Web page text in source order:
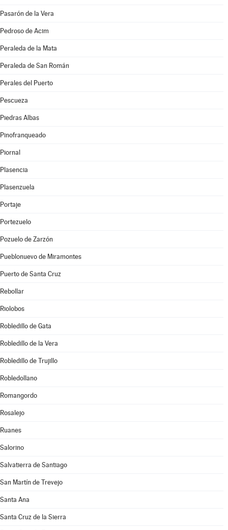
Pasarón de la Vera
Pedroso de Acim
Peraleda de la Mata
Peraleda de San Román
Perales del Puerto
Pescueza
Piedras Albas
Pinofranqueado
Piornal
Plasencia
Plasenzuela
Portaje
Portezuelo
Pozuelo de Zarzón
Pueblonuevo de Miramontes
Puerto de Santa Cruz
Rebollar
Riolobos
Robledillo de Gata
Robledillo de la Vera
Robledillo de Trujillo
Robledollano
Romangordo
Rosalejo
Ruanes
Salorino
Salvatierra de Santiago
San Martín de Trevejo
Santa Ana
Santa Cruz de la Sierra